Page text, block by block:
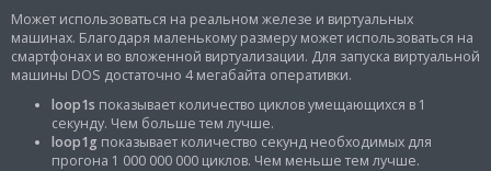
н
и
е
Может использоваться на реальном железе и виртуальных
машинах. Благодаря маленькому размеру может использоваться на
смартфонах и во вложенной виртуализации. Для запуска виртуальной
машины DOS достаточно 4 мегабайта оперативки.
loop1s показывает количество циклов умещающихся в 1
секунду. Чем больше тем лучше.
loop1g показывает количество секунд необходимых для
прогона 1 000 000 000 циклов. Чем меньше тем лучше.